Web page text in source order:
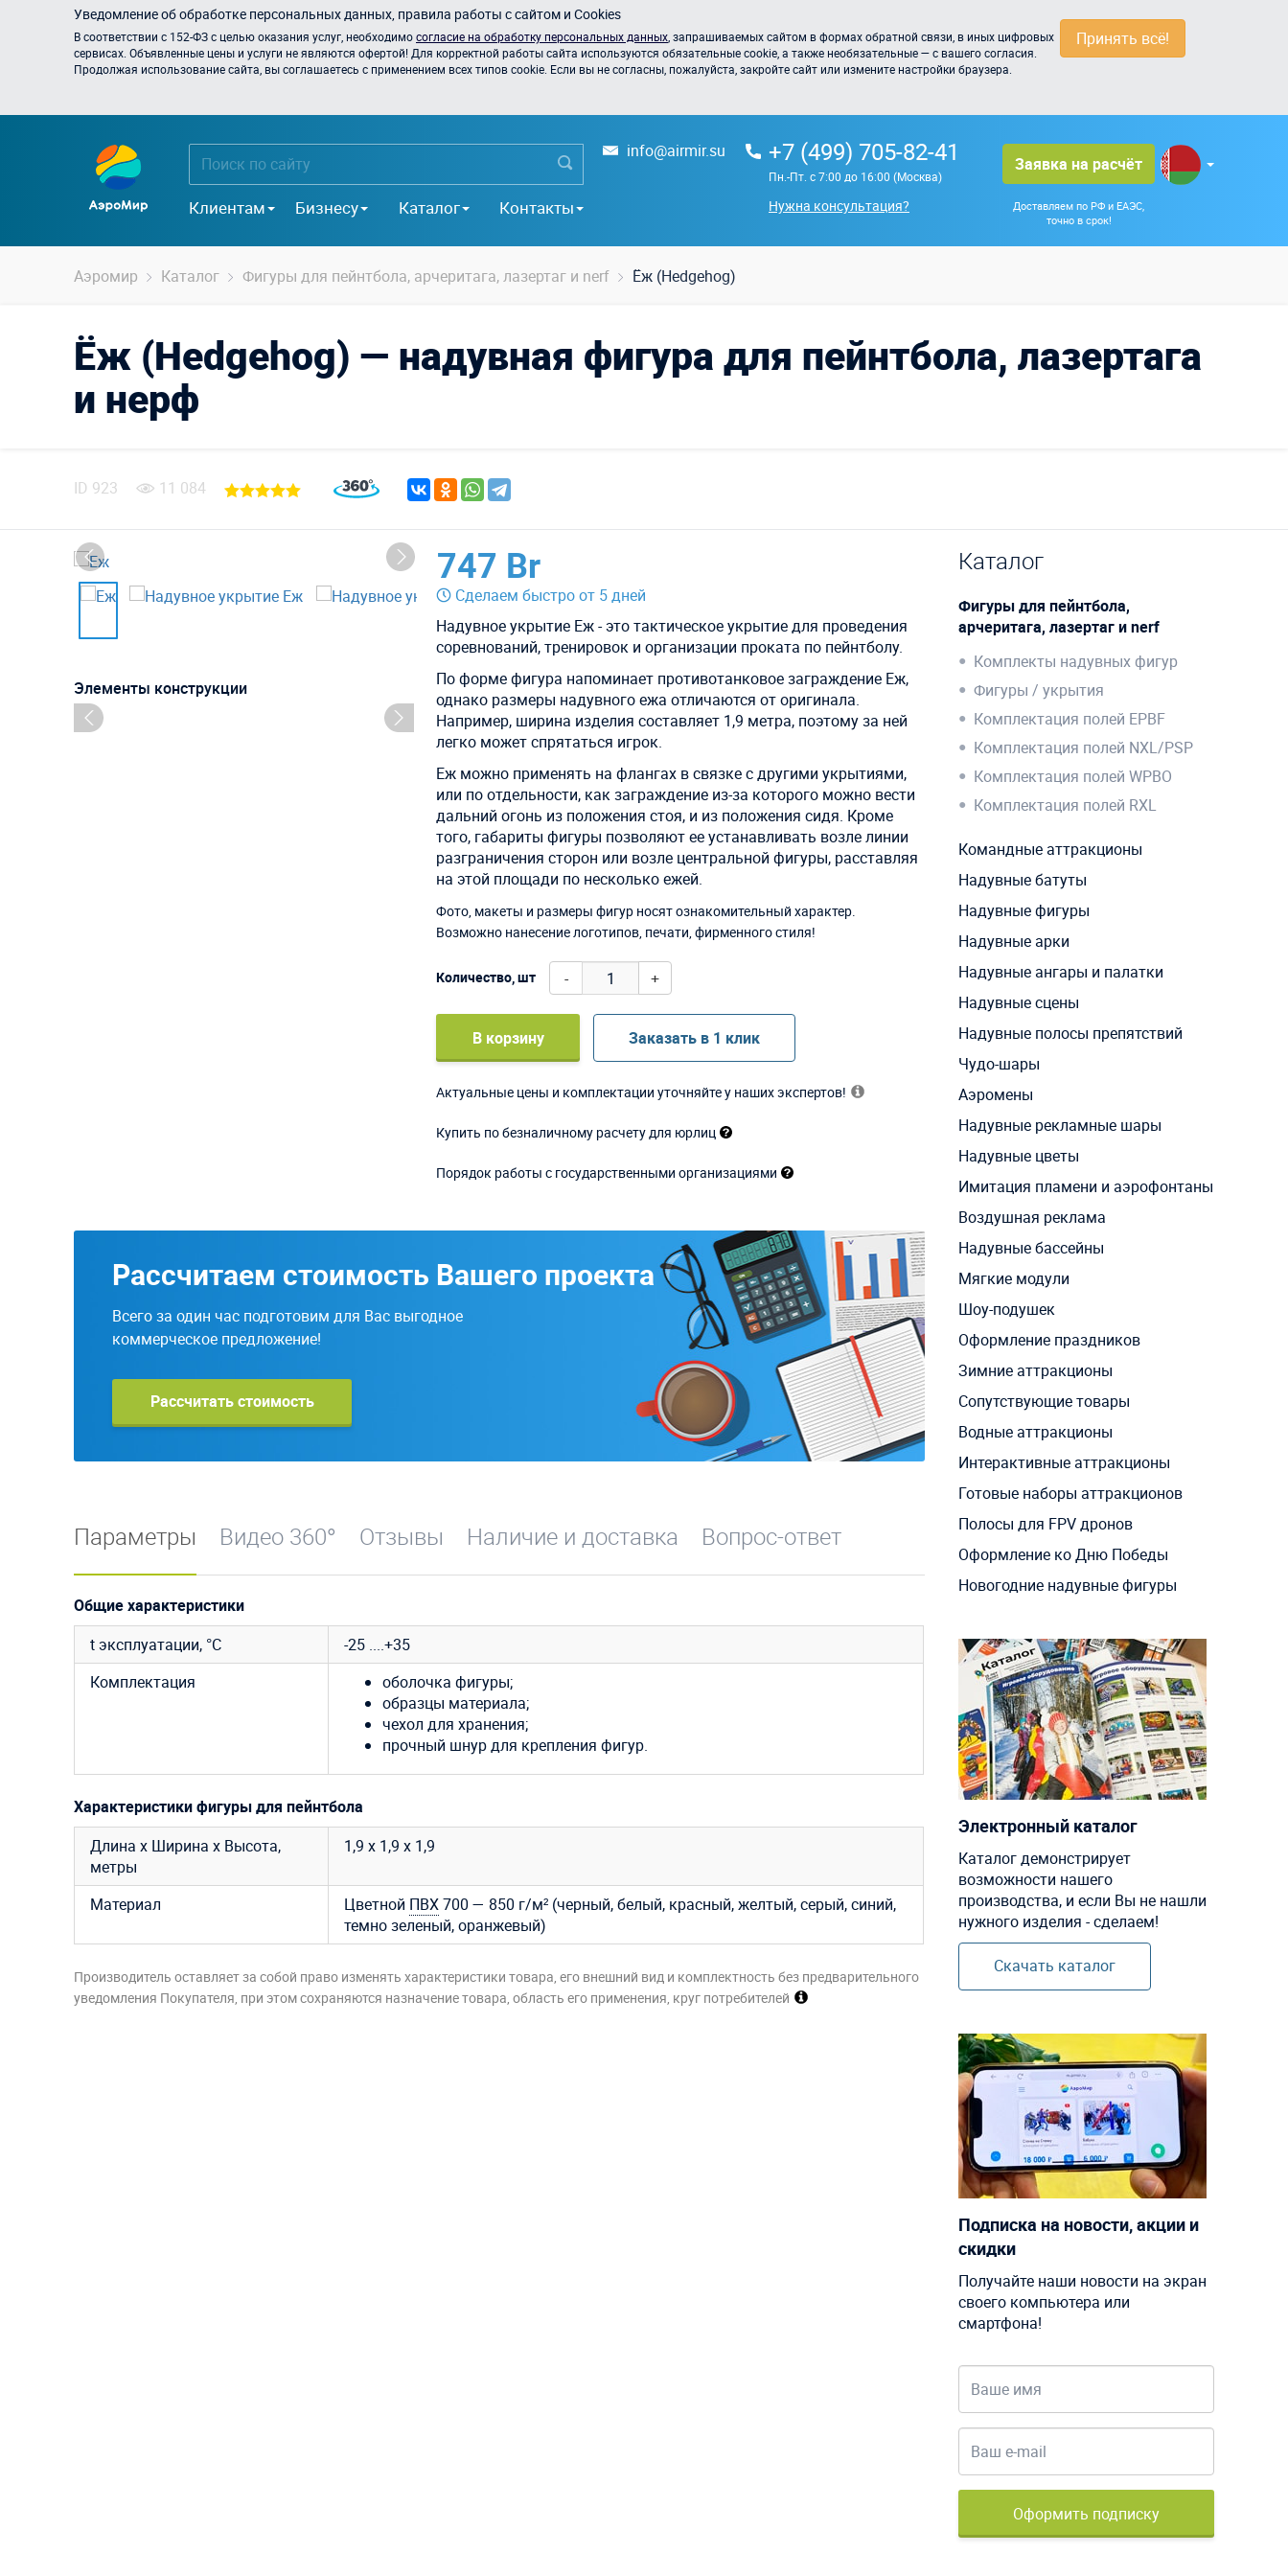
Принять всё!
Уведомление об обработке персональных данных, правила работы с сайтом и Cookies
В соответствии с 152-ФЗ с целью оказания услуг, необходимосогласие на обработку персональных данных , запрашиваемых сайтом в формах обратной связи, в иных цифровых
сервисах. Объявленные цены и услуги не являются офертой! Для корректной работы сайта используются обязательные cookie, а также необязательные — с вашего согласия.
Продолжая использование сайта, вы соглашаетесь с применением всех типов cookie. Если вы не согласны, пожалуйста, закройте сайт или измените настройки браузера.
Клиентам Бизнесу Каталог Контакты
info@airmir.su +7 (499) 705-82-41
Пн.-Пт. с 7:00 до 16:00 (Москва)
Нужна консультация?
Заявка на расчёт
Доставляем по РФ и ЕАЭС,
точно в срок!
Аэромир Каталог Фигуры для пейнтбола, арчеритага, лазертаг и nerf Ёж (Hedgehog)
Ёж (Hedgehog) — надувная фигура для пейнтбола, лазертага
и нерф
ID 923 11 084
Элементы конструкции
747 Br
Сделаем быстро от 5 дней
Надувное укрытие Еж - это тактическое укрытие для проведения
соревнований, тренировок и организации проката по пейнтболу.
По форме фигура напоминает противотанковое заграждение Еж,
однако размеры надувного ежа отличаются от оригинала.
Например, ширина изделия составляет 1,9 метра, поэтому за ней
легко может спрятаться игрок.
Еж можно применять на флангах в связке с другими укрытиями,
или по отдельности, как заграждение из-за которого можно вести
дальний огонь из положения стоя, и из положения сидя. Кроме
того, габариты фигуры позволяют ее устанавливать возле линии
разграничения сторон или возле центральной фигуры, расставляя
на этой площади по несколько ежей.
Фото, макеты и размеры фигур носят ознакомительный характер.
Возможно нанесение логотипов, печати, фирменного стиля!
Количество, шт - +
В корзину Заказать в 1 клик
Актуальные цены и комплектации уточняйте у наших экспертов!
Купить по безналичному расчету для юрлиц
Порядок работы с государственными организациями
Рассчитаем стоимость Вашего проекта
Всего за один час подготовим для Вас выгодное
коммерческое предложение!
Рассчитать стоимость
Параметры Видео 360° Отзывы Наличие и доставка Вопрос-ответ
Общие характеристики
t эксплуатации, °C
-25 ....+35
Комплектация
оболочка фигуры;
образцы материала;
чехол для хранения;
прочный шнур для крепления фигур.
Характеристики фигуры для пейнтбола
Длина х Ширина х Высота,
метры
1,9 х 1,9 х 1,9
Материал Цветной ПВХ700 — 850 г/м² (черный, белый, красный, желтый, серый, синий,
темно зеленый, оранжевый)
Производитель оставляет за собой право изменять характеристики товара, его внешний вид и комплектность без предварительного
уведомления Покупателя, при этом сохраняются назначение товара, область его применения, круг потребителей
Каталог
Фигуры для пейнтбола,
арчеритага, лазертаг и nerf
Комплекты надувных фигур
Фигуры / укрытия
Комплектация полей EPBF
Комплектация полей NXL/PSP
Комплектация полей WPBO
Комплектация полей RXL
Командные аттракционы
Надувные батуты
Надувные фигуры
Надувные арки
Надувные ангары и палатки
Надувные сцены
Надувные полосы препятствий
Чудо-шары
Аэромены
Надувные рекламные шары
Надувные цветы
Имитация пламени и аэрофонтаны
Воздушная реклама
Надувные бассейны
Мягкие модули
Шоу-подушек
Оформление праздников
Зимние аттракционы
Сопутствующие товары
Водные аттракционы
Интерактивные аттракционы
Готовые наборы аттракционов
Полосы для FPV дронов
Оформление ко Дню Победы
Новогодние надувные фигуры
Электронный каталог
Каталог демонстрирует
возможности нашего
производства, и если Вы не нашли
нужного изделия - сделаем!
Скачать каталог
Подписка на новости, акции и
скидки
Получайте наши новости на экран
своего компьютера или
смартфона!
Оформить подписку